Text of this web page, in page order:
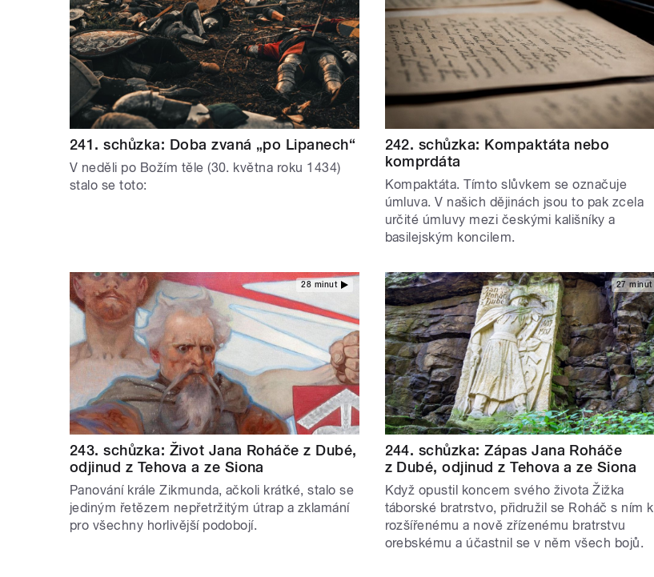
241. schůzka: Doba zvaná „po Lipanech“
V neděli po Božím těle (30. května roku 1434)
stalo se toto:
242. schůzka: Kompaktáta nebo
komprdáta
Kompaktáta. Tímto slůvkem se označuje
úmluva. V našich dějinách jsou to pak zcela
určité úmluvy mezi českými kališníky a
basilejským koncilem.
28 minut
243. schůzka: Život Jana Roháče z Dubé,
odjinud z Tehova a ze Siona
Panování krále Zikmunda, ačkoli krátké, stalo se
jediným řetězem nepřetržitým útrap a zklamání
pro všechny horlivější podobojí.
27 minut
244. schůzka: Zápas Jana Roháče
z Dubé, odjinud z Tehova a ze Siona
Když opustil koncem svého života Žižka
táborské bratrstvo, přidružil se Roháč s ním k
rozšířenému a nově zřízenému bratrstvu
orebskému a účastnil se v něm všech bojů.